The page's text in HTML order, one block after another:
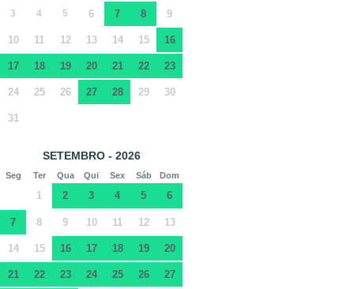
3 4 5 6 7 8 9
10 11 12 13 14 15 16
17 18 19 20 21 22 23
24 25 26 27 28 29 30
31
SETEMBRO - 2026
Seg Ter Qua Qui Sex Sáb Dom
1 2 3 4 5 6
7 8 9 10 11 12 13
14 15 16 17 18 19 20
21 22 23 24 25 26 27